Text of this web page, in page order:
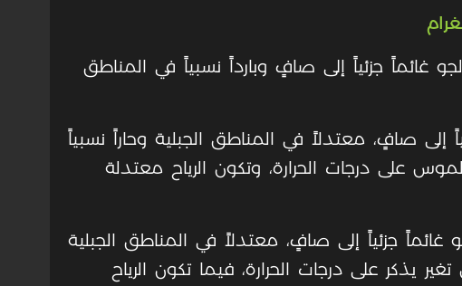
غائماً جزئياً إلى صافٍ وبارداً نسبياً في المناطق
إلى صافٍ، معتدلاً في المناطق الجبلية وحاراً نسبياً
على درجات الحرارة، وتكون الرياح معتدلة
جزئياً إلى صافٍ، معتدلاً في المناطق الجبلية
يذكر على درجات الحرارة، فيما تكون الرياح